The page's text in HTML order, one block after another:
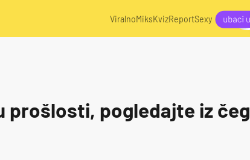
ViralnoMiksKvizReportSexy
prošlosti, pogledajte iz